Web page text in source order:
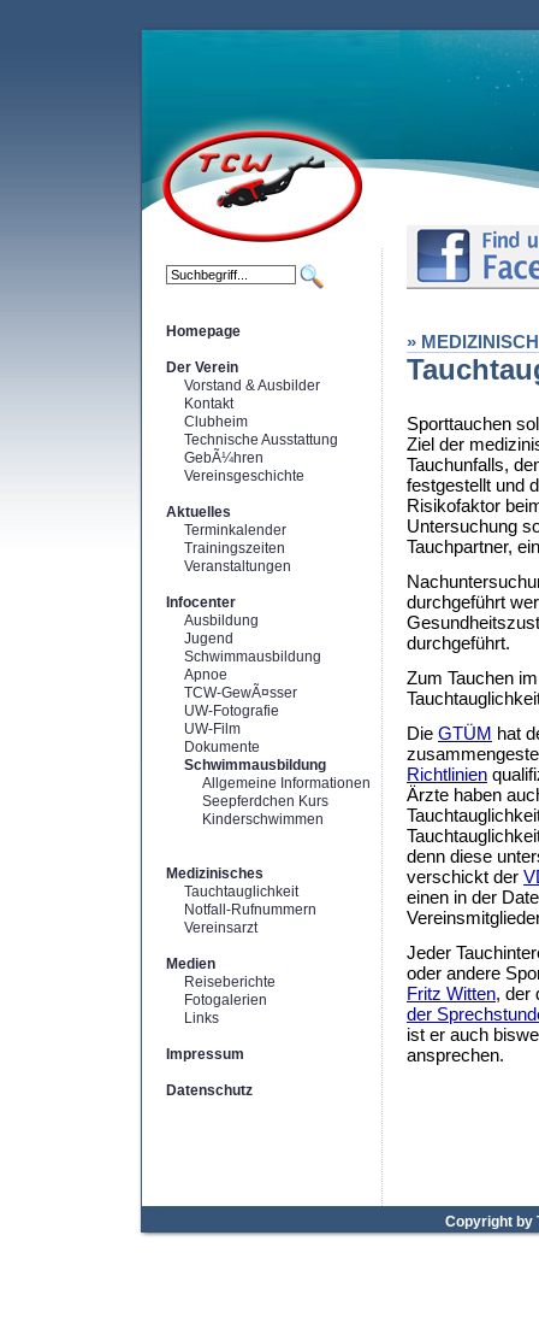
Homepage
Der Verein
Vorstand & Ausbilder
Kontakt
Clubheim
Technische Ausstattung
GebÃ¼hren
Vereinsgeschichte
Aktuelles
Terminkalender
Trainingszeiten
Veranstaltungen
Infocenter
Ausbildung
Jugend
Schwimmausbildung
Apnoe
TCW-GewÃ¤sser
UW-Fotografie
UW-Film
Dokumente
Schwimmausbildung
Allgemeine Informationen
Seepferdchen Kurs
Kinderschwimmen
Medizinisches
Tauchtauglichkeit
Notfall-Rufnummern
Vereinsarzt
Medien
Reiseberichte
Fotogalerien
Links
Impressum
Datenschutz
»
Sporttauchen
Ziel der
Tauchunfalls,
festgestellt und
Risikofaktor
Untersuchung
Tauchpartner,
durchgeführt
durchgeführt.
Zum Tauchen
Die GTÜM hat
Richtlinien
Ärzte haben
denn diese
verschickt der
einen in der
Jeder
oder andere
Fritz Witten, der
der
ist er auch
ansprechen.
Copyright by